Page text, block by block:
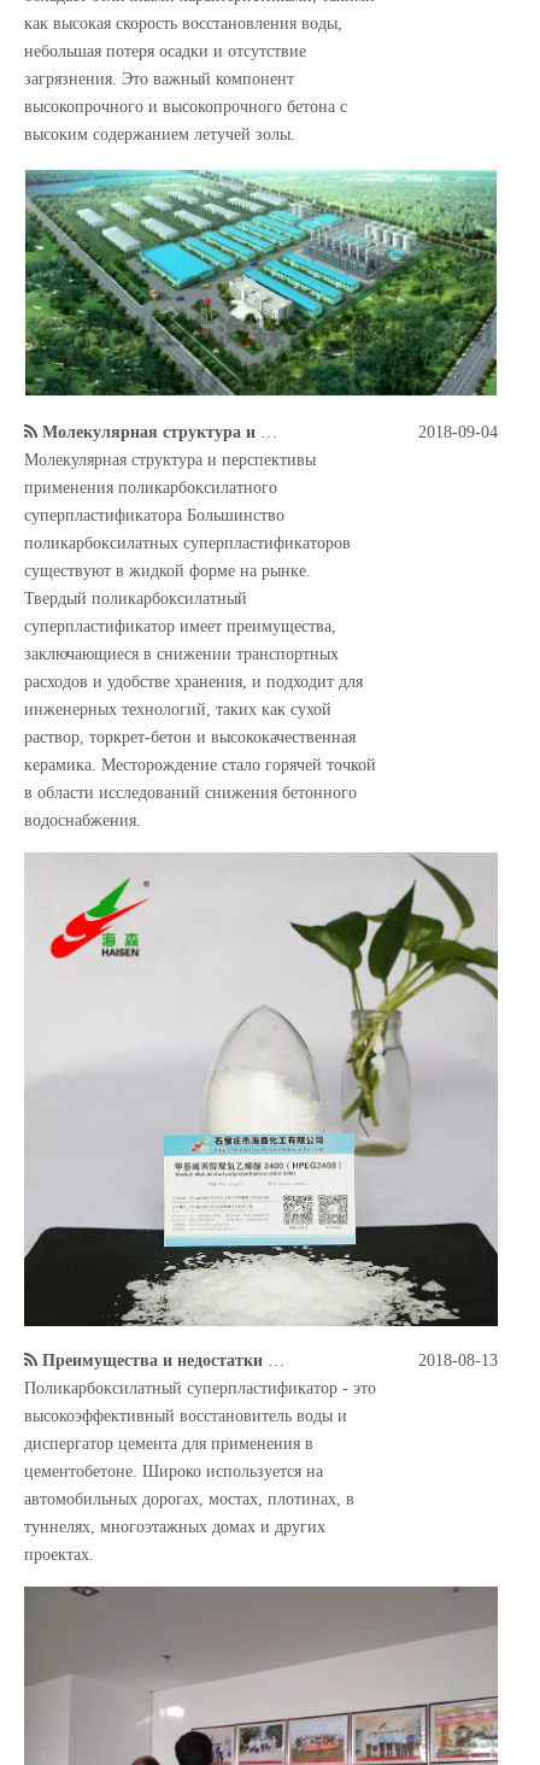
как высокая скорость восстановления воды,
небольшая потеря осадки и отсутствие
загрязнения. Это важный компонент
высокопрочного и высокопрочного бетона с
высоким содержанием летучей золы.
Молекулярная структура и перспективы применения поликарбоксилатного суперпластификатора
Молекулярная структура и перспективы
применения поликарбоксилатного
суперпластификатора Большинство
поликарбоксилатных суперпластификаторов
существуют в жидкой форме на рынке.
Твердый поликарбоксилатный
суперпластификатор имеет преимущества,
заключающиеся в снижении транспортных
расходов и удобстве хранения, и подходит для
инженерных технологий, таких как сухой
раствор, торкрет-бетон и высококачественная
керамика. Месторождение стало горячей точкой
в ​​области исследований снижения бетонного
водоснабжения.
2018-09-04
Преимущества и недостатки поликарбоксилатного водного редуктора в применении
Поликарбоксилатный суперпластификатор - это
высокоэффективный восстановитель воды и
диспергатор цемента для применения в
цементобетоне. Широко используется на
автомобильных дорогах, мостах, плотинах, в
туннелях, многоэтажных домах и других
проектах.
2018-08-13